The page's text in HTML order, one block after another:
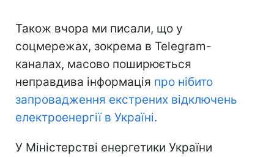
Також вчора ми писали, що у
соцмережах, зокрема в Telegram-
каналах, масово поширюється
неправдива інформація про нібито
запровадження екстрених відключень
електроенергії в Україні.
У Міністерстві енергетики України